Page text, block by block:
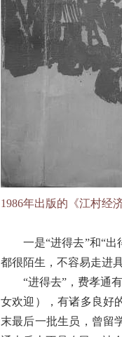
1986年出版的《江村经济
一是“进得去”和“
都很陌生，不容易走进
“进得去”，费孝通
女欢迎），有诸多良好
末最后一批生员，曾留